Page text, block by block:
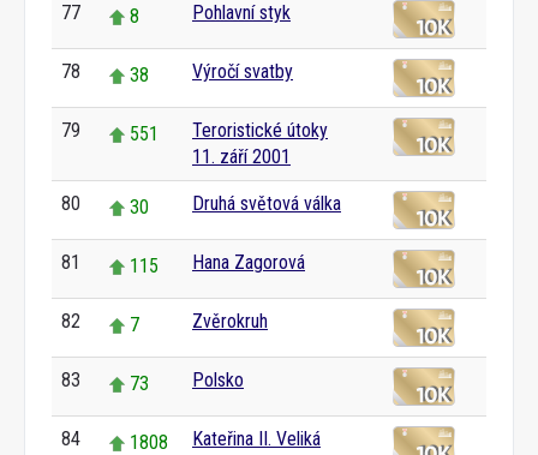
77 8 Pohlavní styk
78 38 Výročí svatby
79 551
Teroristické útoky
11. září 2001
80 30 Druhá světová válka
81 115 Hana Zagorová
82 7 Zvěrokruh
83 73 Polsko
84 1808 Kateřina II. Veliká